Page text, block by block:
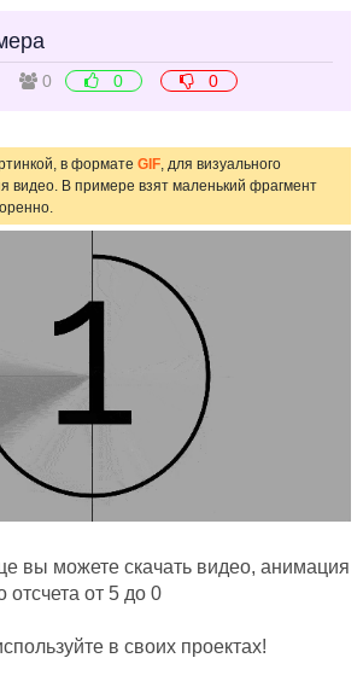
0 0 0
в формате GIF, для визуального
видео. В примере взят маленький фрагмент
вы можете скачать видео, анимация
отсчета от 5 до 0
в своих проектах!